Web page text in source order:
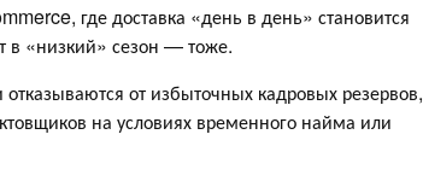
где доставка «день в день» становится
в «низкий» сезон — тоже.
от избыточных кадровых резервов,
на условиях временного найма или